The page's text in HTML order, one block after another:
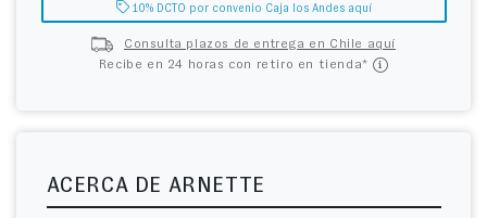
10% DCTO por convenio Caja los Andes aquí
Consulta plazos de entrega en Chile aquí
Recibe en 24 horas con retiro en tienda*
ACERCA DE ARNETTE